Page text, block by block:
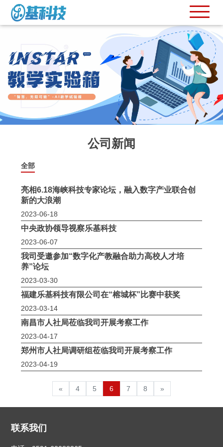
公司新闻
全部
亮相6.18海峡科技专家论坛，融入数字产业联合创
新的大浪潮
2023-06-18
中央政协领导视察乐基科技
2023-06-07
我司受邀参加“数字化产教融合助力高校人才培
养”论坛
2023-03-30
福建乐基科技有限公司在“榕城杯”比赛中获奖
2023-03-14
南昌市人社局莅临我司开展考察工作
2023-04-17
郑州市人社局调研组莅临我司开展考察工作
2023-04-19
« 4 5 6 7 8 »
联系我们